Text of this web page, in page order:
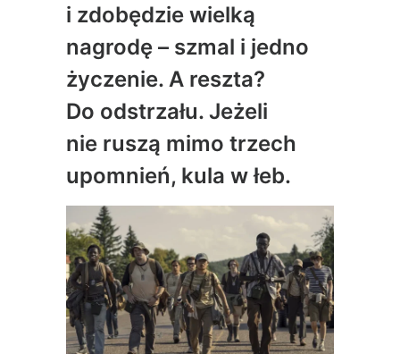
i zdobędzie wielką
nagrodę – szmal i jedno
życzenie. A reszta?
Do odstrzału. Jeżeli
nie ruszą mimo trzech
upomnień, kula w łeb.